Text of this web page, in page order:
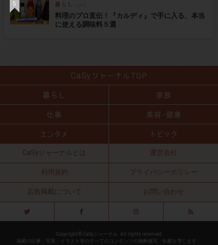
料理のプロ直伝！『カルディ』で手に入る、本当
に使える調味料５選
CaSyジャーナルとは 運営会社
利用規約 プライバシーポリシー
広告掲載について お問い合わせ
Copyright © CaSyジャーナル. All rights reserved.
掲載の記事・写真・イラスト等のすべてのコンテンツの無断複写・転載を禁じます。